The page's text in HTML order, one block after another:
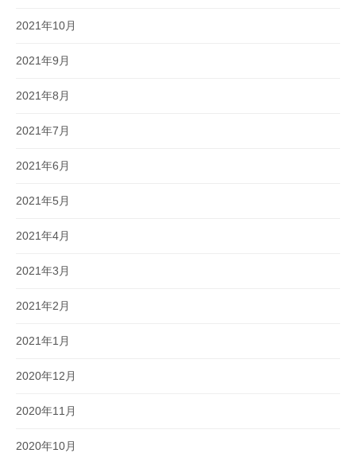
2021年10月
2021年9月
2021年8月
2021年7月
2021年6月
2021年5月
2021年4月
2021年3月
2021年2月
2021年1月
2020年12月
2020年11月
2020年10月